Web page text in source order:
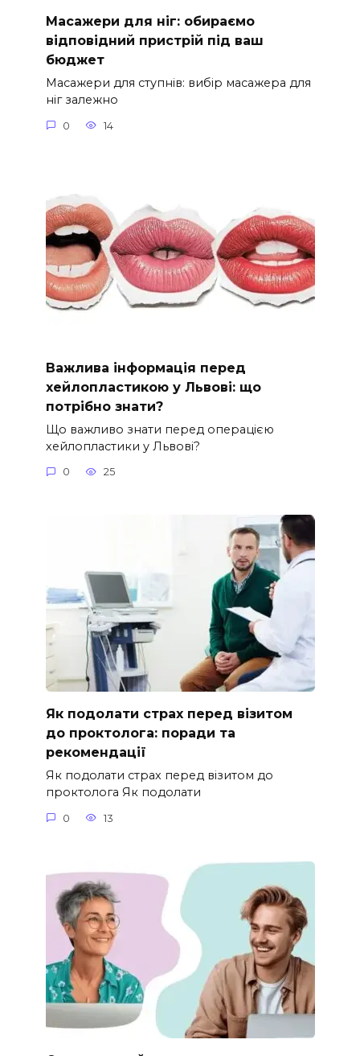
Масажери для ніг: обираємо
відповідний пристрій під ваш
бюджет
Масажери для ступнів: вибір масажера для
ніг залежно
0 14
Важлива інформація перед
хейлопластикою у Львові: що
потрібно знати?
Що важливо знати перед операцією
хейлопластики у Львові?
0 25
Як подолати страх перед візитом
до проктолога: поради та
рекомендації
Як подолати страх перед візитом до
проктолога Як подолати
0 13